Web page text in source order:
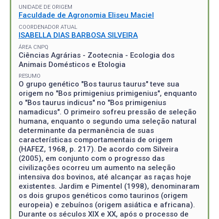
UNIDADE DE ORIGEM
Faculdade de Agronomia Eliseu Maciel
COORDENADOR ATUAL
ISABELLA DIAS BARBOSA SILVEIRA
ÁREA CNPQ
Ciências Agrárias - Zootecnia - Ecologia dos
Animais Domésticos e Etologia
RESUMO
O grupo genético "Bos taurus taurus" teve sua
origem no "Bos primigenius primigenius", enquanto
o "Bos taurus indicus" no "Bos primigenius
namadicus". O primeiro sofreu pressão de seleção
humana, enquanto o segundo uma seleção natural
determinante da permanência de suas
características comportamentais de origem
(HAFEZ, 1968, p. 217). De acordo com Silveira
(2005), em conjunto com o progresso das
civilizações ocorreu um aumento na seleção
intensiva dos bovinos, até alcançar as raças hoje
existentes. Jardim e Pimentel (1998), denominaram
os dois grupos genéticos como taurinos (origem
europeia) e zebuínos (origem asiática e africana).
Durante os séculos XIX e XX, após o processo de